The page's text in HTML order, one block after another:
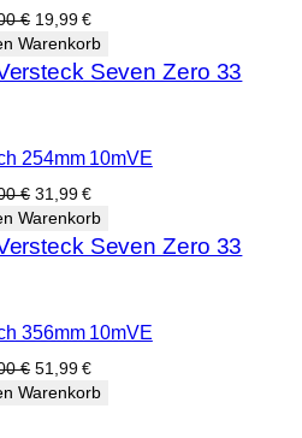
€ Ursprünglicher
Preis
war:
25,00 €
19,99€Aktueller
Preis
ist:
19,99 €.
Warenkorb
254mm 10mVE
€ Ursprünglicher
Preis
war:
40,00 €
31,99€Aktueller
Preis
ist:
31,99 €.
Warenkorb
356mm 10mVE
€ Ursprünglicher
Preis
51,99€Aktueller
Preis
Warenkorb